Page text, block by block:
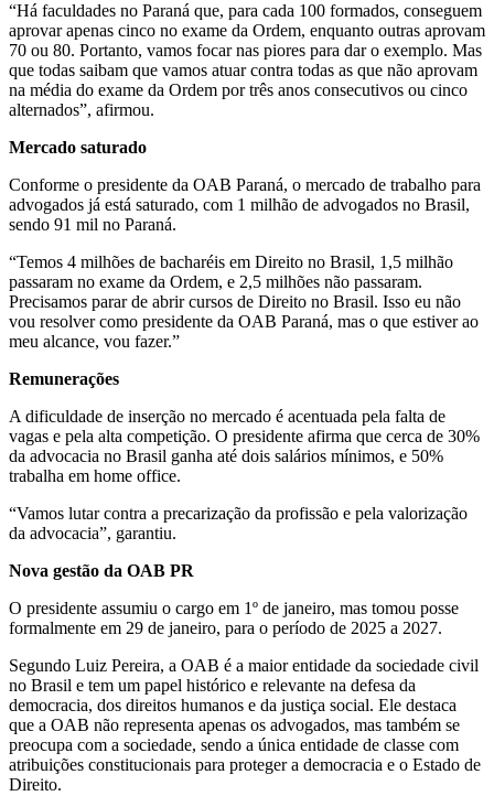
“Há faculdades no Paraná que, para cada 100 formados, conseguem
aprovar apenas cinco no exame da Ordem, enquanto outras aprovam
70 ou 80. Portanto, vamos focar nas piores para dar o exemplo. Mas
que todas saibam que vamos atuar contra todas as que não aprovam
na média do exame da Ordem por três anos consecutivos ou cinco
alternados”, afirmou.
Mercado saturado
Conforme o presidente da OAB Paraná, o mercado de trabalho para
advogados já está saturado, com 1 milhão de advogados no Brasil,
sendo 91 mil no Paraná.
“Temos 4 milhões de bacharéis em Direito no Brasil, 1,5 milhão
passaram no exame da Ordem, e 2,5 milhões não passaram.
Precisamos parar de abrir cursos de Direito no Brasil. Isso eu não
vou resolver como presidente da OAB Paraná, mas o que estiver ao
meu alcance, vou fazer.”
Remunerações
A dificuldade de inserção no mercado é acentuada pela falta de
vagas e pela alta competição. O presidente afirma que cerca de 30%
da advocacia no Brasil ganha até dois salários mínimos, e 50%
trabalha em home office.
“Vamos lutar contra a precarização da profissão e pela valorização
da advocacia”, garantiu.
Nova gestão da OAB PR
O presidente assumiu o cargo em 1º de janeiro, mas tomou posse
formalmente em 29 de janeiro, para o período de 2025 a 2027.
Segundo Luiz Pereira, a OAB é a maior entidade da sociedade civil
no Brasil e tem um papel histórico e relevante na defesa da
democracia, dos direitos humanos e da justiça social. Ele destaca
que a OAB não representa apenas os advogados, mas também se
preocupa com a sociedade, sendo a única entidade de classe com
atribuições constitucionais para proteger a democracia e o Estado de
Direito.